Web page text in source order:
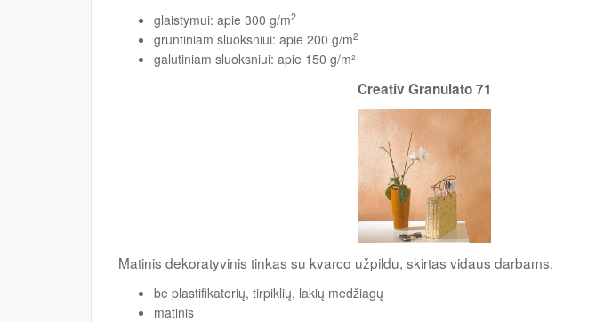
glaistymui: apie 300 g/m2
gruntiniam sluoksniui: apie 200 g/m2
galutiniam sluoksniui: apie 150 g/m²
Creativ Granulato 71
Matinis dekoratyvinis tinkas su kvarco užpildu, skirtas vidaus darbams.
be plastifikatorių, tirpiklių, lakių medžiagų
matinis